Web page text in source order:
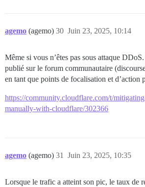
agemo (agemo) Juin 23, 2025, 10:14
30
Même si vous n’êtes pas sous attaque
publié sur le forum communautaire
en tant que points de focalisation et d’action
https://community.cloudflare.com/t/
manually-with-cloudflare/302366
agemo (agemo) Juin 23, 2025, 10:35
31
Lorsque le trafic a atteint son pic, le taux de